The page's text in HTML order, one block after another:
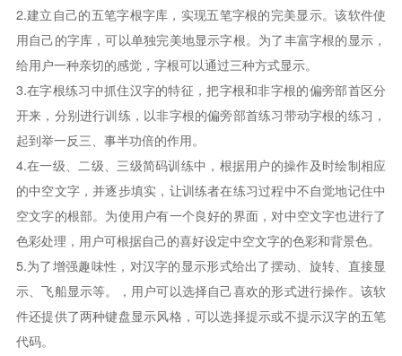
2.建立自己的五笔字根字库，实现五笔字根的完美显示。该软件使
用自己的字库，可以单独完美地显示字根。为了丰富字根的显示，
给用户一种亲切的感觉，字根可以通过三种方式显示。
3.在字根练习中抓住汉字的特征，把字根和非字根的偏旁部首区分
开来，分别进行训练，以非字根的偏旁部首练习带动字根的练习，
起到举一反三、事半功倍的作用。
4.在一级、二级、三级简码训练中，根据用户的操作及时绘制相应
的中空文字，并逐步填实，让训练者在练习过程中不自觉地记住中
空文字的根部。为使用户有一个良好的界面，对中空文字也进行了
色彩处理，用户可根据自己的喜好设定中空文字的色彩和背景色。
5.为了增强趣味性，对汉字的显示形式给出了摆动、旋转、直接显
示、飞船显示等。，用户可以选择自己喜欢的形式进行操作。该软
件还提供了两种键盘显示风格，可以选择提示或不提示汉字的五笔
代码。